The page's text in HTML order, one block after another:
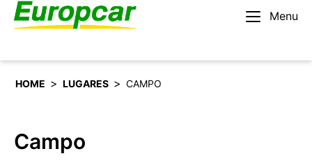
Menu
Español
HOME > LUGARES > CAMPO
Campo